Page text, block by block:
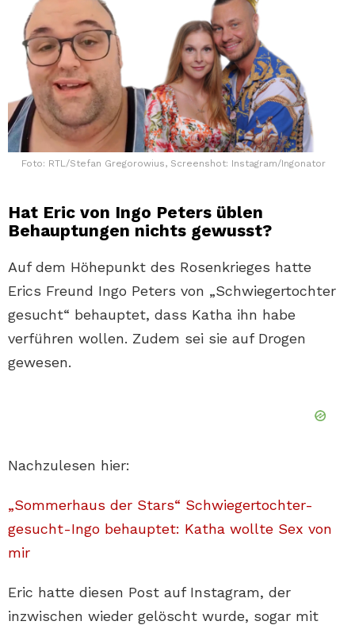
Foto: RTL/Stefan Gregorowius, Screenshot: Instagram/Ingonator
Hat Eric von Ingo Peters üblen
Behauptungen nichts gewusst?
Auf dem Höhepunkt des Rosenkrieges hatte
Erics Freund Ingo Peters von „Schwiegertochter
gesucht“ behauptet, dass Katha ihn habe
verführen wollen. Zudem sei sie auf Drogen
gewesen.
Nachzulesen hier:
„Sommerhaus der Stars“ Schwiegertochter-
gesucht-Ingo behauptet: Katha wollte Sex von
mir
Eric hatte diesen Post auf Instagram, der
inzwischen wieder gelöscht wurde, sogar mit